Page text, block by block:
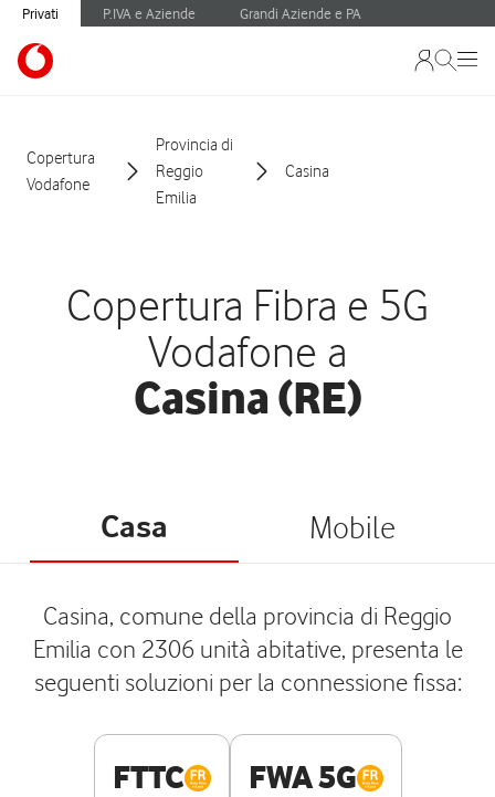
Privati P.IVA e Aziende Grandi Aziende e PA
Copertura
Vodafone
Provincia di
Reggio
Emilia
Casina
Copertura Fibra e 5G
Vodafone a
Casina (RE)
Casa Mobile
Casina, comune della provincia di Reggio
Emilia con 2306 unità abitative, presenta le
seguenti soluzioni per la connessione fissa:
FTTC FWA 5G